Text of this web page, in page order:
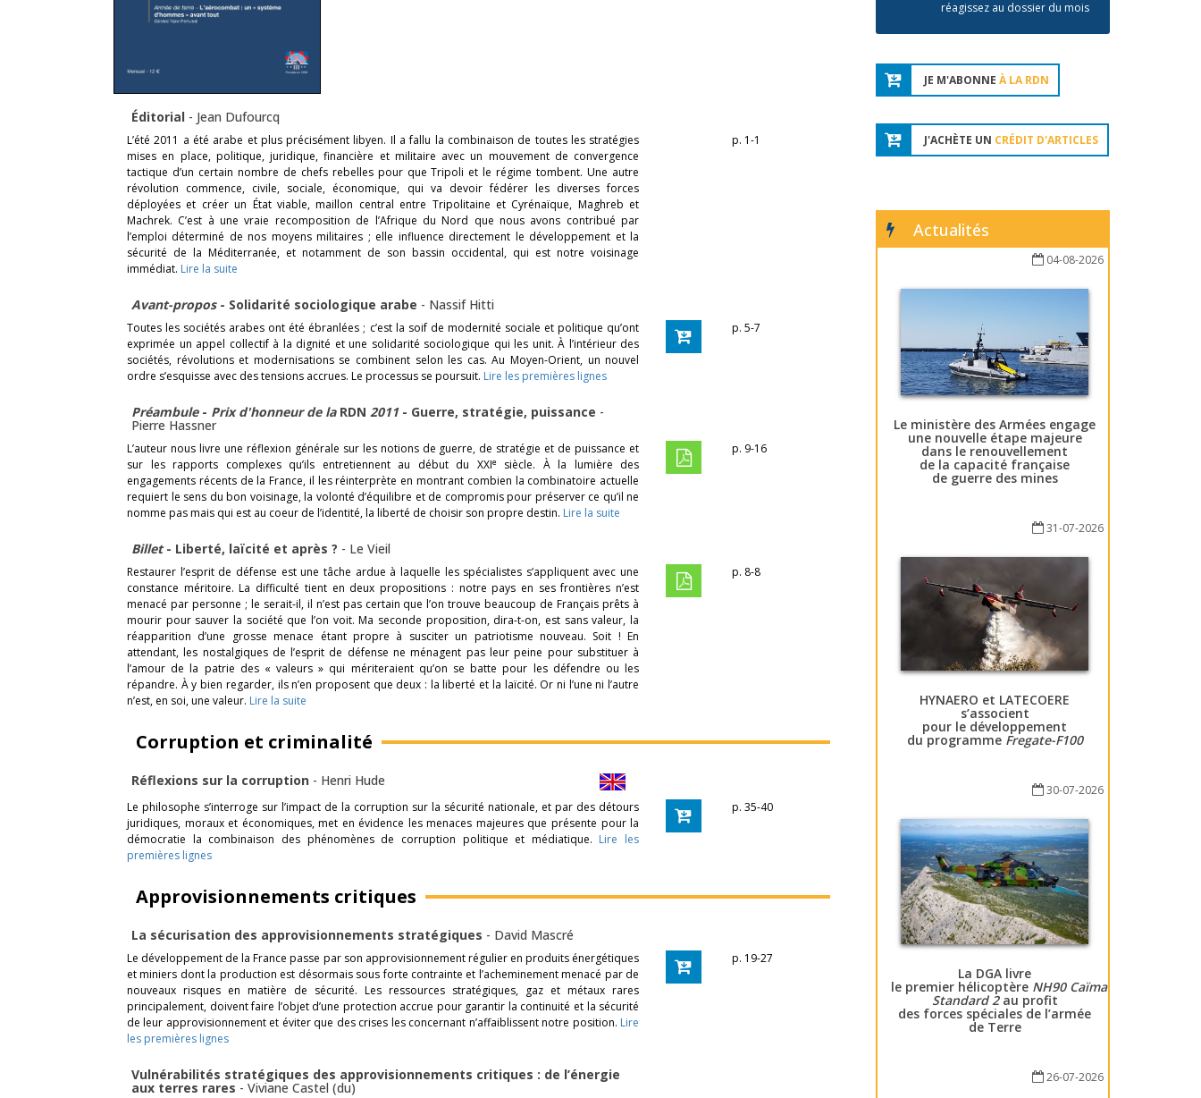
Éditorial - Jean Dufourcq
L’été 2011 a été arabe et plus précisément libyen. Il a fallu la combinaison de toutes les stratégies
mises en place, politique, juridique, financière et militaire avec un mouvement de convergence
tactique d’un certain nombre de chefs rebelles pour que Tripoli et le régime tombent. Une autre
révolution commence, civile, sociale, économique, qui va devoir fédérer les diverses forces
déployées et créer un État viable, maillon central entre Tripolitaine et Cyrénaïque, Maghreb et
Machrek. C’est à une vraie recomposition de l’Afrique du Nord que nous avons contribué par
l’emploi déterminé de nos moyens militaires ; elle influence directement le développement et la
sécurité de la Méditerranée, et notamment de son bassin occidental, qui est notre voisinage
immédiat. Lire la suite
p. 1-1
Avant-propos- Solidarité sociologique arabe - Nassif Hitti
Toutes les sociétés arabes ont été ébranlées ; c’est la soif de modernité sociale et politique qu’ont
exprimée un appel collectif à la dignité et une solidarité sociologique qui les unit. À l’intérieur des
sociétés, révolutions et modernisations se combinent selon les cas. Au Moyen-Orient, un nouvel
ordre s’esquisse avec des tensions accrues. Le processus se poursuit. Lire les premières lignes
p. 5-7
Préambule- Prix d'honneur de laRDN 2011- Guerre, stratégie, puissance -
Pierre Hassner
L’auteur nous livre une réflexion générale sur les notions de guerre, de stratégie et de puissance et
sur les rapports complexes qu’ils entretiennent au début du XXIesiècle. À la lumière des
engagements récents de la France, il les réinterprète en montrant combien la combinatoire actuelle
requiert le sens du bon voisinage, la volonté d’équilibre et de compromis pour préserver ce qu’il ne
nomme pas mais qui est au coeur de l’identité, la liberté de choisir son propre destin. Lire la suite
p. 9-16
Billet- Liberté, laïcité et après ? - Le Vieil
Restaurer l’esprit de défense est une tâche ardue à laquelle les spécialistes s’appliquent avec une
constance méritoire. La difficulté tient en deux propositions : notre pays en ses frontières n’est
menacé par personne ; le serait-il, il n’est pas certain que l’on trouve beaucoup de Français prêts à
mourir pour sauver la société que l’on voit. Ma seconde proposition, dira-t-on, est sans valeur, la
réapparition d’une grosse menace étant propre à susciter un patriotisme nouveau. Soit ! En
attendant, les nostalgiques de l’esprit de défense ne ménagent pas leur peine pour substituer à
l’amour de la patrie des « valeurs » qui mériteraient qu’on se batte pour les défendre ou les
répandre. À y bien regarder, ils n’en proposent que deux : la liberté et la laïcité. Or ni l’une ni l’autre
n’est, en soi, une valeur. Lire la suite
p. 8-8
Corruption et criminalité
Réflexions sur la corruption - Henri Hude
Le philosophe s’interroge sur l’impact de la corruption sur la sécurité nationale, et par des détours
juridiques, moraux et économiques, met en évidence les menaces majeures que présente pour la
démocratie la combinaison des phénomènes de corruption politique et médiatique. Lire les
premières lignes
p. 35-40
Approvisionnements critiques
La sécurisation des approvisionnements stratégiques - David Mascré
Le développement de la France passe par son approvisionnement régulier en produits énergétiques
et miniers dont la production est désormais sous forte contrainte et l’acheminement menacé par de
nouveaux risques en matière de sécurité. Les ressources stratégiques, gaz et métaux rares
principalement, doivent faire l’objet d’une protection accrue pour garantir la continuité et la sécurité
de leur approvisionnement et éviter que des crises les concernant n’affaiblissent notre position. Lire
les premières lignes
p. 19-27
Vulnérabilités stratégiques des approvisionnements critiques : de l’énergie
aux terres rares - Viviane Castel (du)
réagissez au dossier du mois
JE M'ABONNE À LA RDN
J'ACHÈTE UN CRÉDIT D'ARTICLES
Actualités
04-08-2026
Le ministère des Armées engage
une nouvelle étape majeure
dans le renouvellement
de la capacité française
de guerre des mines
31-07-2026
HYNAERO et LATECOERE
s’associent
pour le développement
du programme Fregate-F100
30-07-2026
La DGA livre
le premier hélicoptère NH90 Caïman
Standard 2au profit
des forces spéciales de l’armée
de Terre
26-07-2026